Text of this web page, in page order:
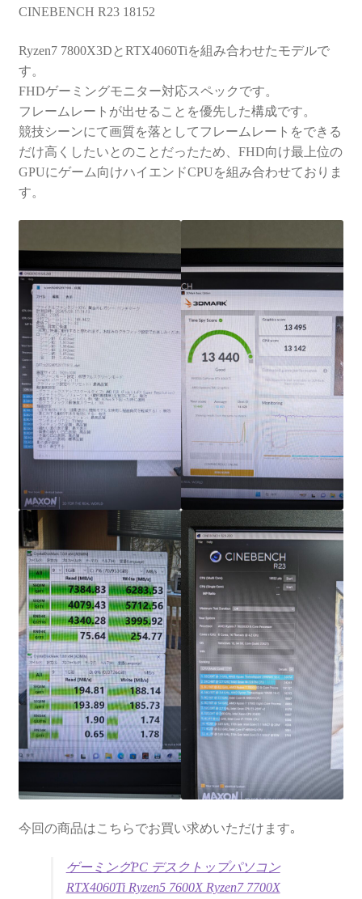
CINEBENCH R23 18152
Ryzen7 7800X3DとRTX4060Tiを組み合わせたモデルで
す。
FHDゲーミングモニター対応スペックです。
フレームレートが出せることを優先した構成です。
競技シーンにて画質を落としてフレームレートをできる
だけ高くしたいとのことだったため、FHD向け最上位の
GPUにゲーム向けハイエンドCPUを組み合わせておりま
す。
今回の商品はこちらでお買い求めいただけます｡
ゲーミングPC デスクトップパソコン
RTX4060Ti Ryzen5 7600X Ryzen7 7700X